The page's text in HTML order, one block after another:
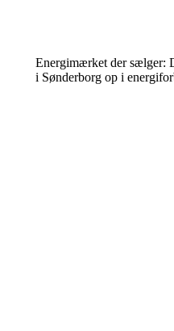
Energimærket der sælger:
i Sønderborg op i